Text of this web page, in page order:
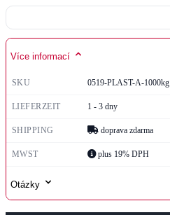
Více informací
SKU 0519-PLAST-A-1000kg
LIEFERZEIT 1 - 3 dny
SHIPPING doprava zdarma
MWST plus 19% DPH
Otázky